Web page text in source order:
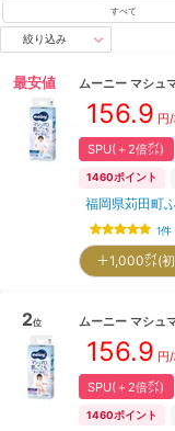
すべて
絞り込み
最安値 ムーニー マシュ
156.9 円
SPU(＋2倍㌽)
1460ポイント
福岡県苅田町
1件
＋1,000㌽(
2位 ムーニー マシュ
156.9 円
SPU(＋2倍㌽)
1460ポイント